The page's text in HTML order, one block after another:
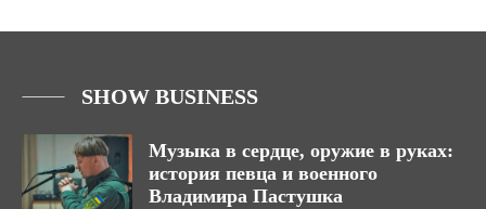
SHOW BUSINESS
Музыка в сердце, оружие в руках:
история певца и военного
Владимира Пастушка